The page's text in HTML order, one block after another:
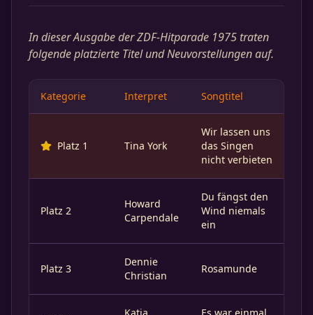
In dieser Ausgabe der ZDF-Hitparade 1975 traten
folgende platzierte Titel und Neuvorstellungen auf.
Kategorie Interpret Songtitel
Platz 1 Tina York
Wir lassen uns
das Singen
nicht verbieten
Platz 2
Howard
Carpendale
Du fängst den
Wind niemals
ein
Platz 3
Dennie
Christian
Rosamunde